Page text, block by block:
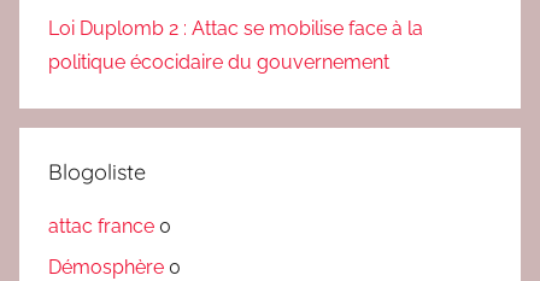
Loi Duplomb 2 : Attac se mobilise face à la
politique écocidaire du gouvernement
Blogoliste
attac france 0
Démosphère 0